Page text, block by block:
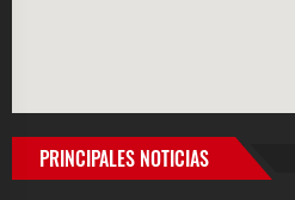
PRINCIPALES NOTICIAS